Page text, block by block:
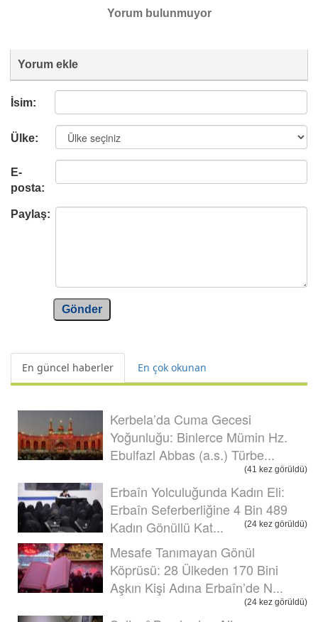
Yorum bulunmuyor
Yorum ekle
İsim:
Ülke:
E-
posta:
Paylaş:
Gönder
En güncel haberler En çok okunan
Kerbela’da Cuma Gecesi
Yoğunluğu: Binlerce Mümin Hz.
Ebulfazl Abbas (a.s.) Türbe...
(41 kez görüldü)
Erbaîn Yolculuğunda Kadın Eli:
Erbaîn Seferberliğine 4 Bin 489
Kadın Gönüllü Kat...
(24 kez görüldü)
Mesafe Tanımayan Gönül
Köprüsü: 28 Ülkeden 170 Bini
Aşkın Kişi Adına Erbaîn’de N...
(24 kez görüldü)